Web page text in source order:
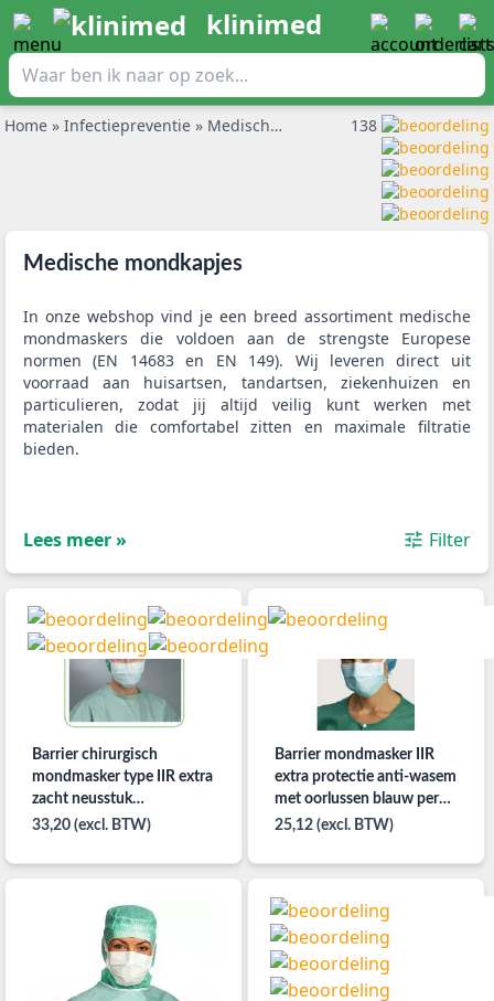
klinimed
Home » Infectiepreventie » Medische mondkapjes 138
Medische mondkapjes
In onze webshop vind je een breed assortiment medische
mondmaskers die voldoen aan de strengste Europese
normen (EN 14683 en EN 149). Wij leveren direct uit
voorraad aan huisartsen, tandartsen, ziekenhuizen en
particulieren, zodat jij altijd veilig kunt werken met
materialen die comfortabel zitten en maximale filtratie
bieden.
Lees meer » Filter
Barrier chirurgisch
mondmasker type IIR extra
zacht neusstuk
knooplinten wit per 50ST
33,20 (excl. BTW)
Barrier mondmasker IIR
extra protectie anti-wasem
met oorlussen blauw per
50ST
25,12 (excl. BTW)